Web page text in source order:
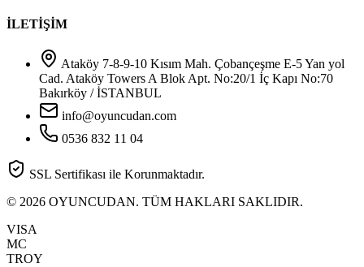
İLETİŞİM
Ataköy 7-8-9-10 Kısım Mah. Çobançeşme E-5 Yan yol
Cad. Ataköy Towers A Blok Apt. No:20/1 İç Kapı No:70
Bakırköy / İSTANBUL
info@oyuncudan.com
0536 832 11 04
SSL Sertifikası ile Korunmaktadır.
© 2026 OYUNCUDAN. TÜM HAKLARI SAKLIDIR.
VISA
MC
TROY